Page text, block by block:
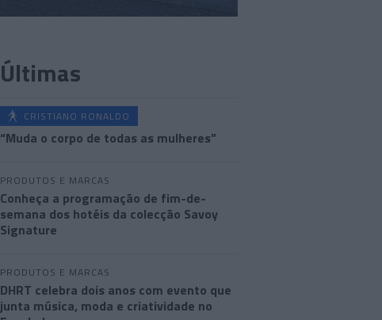
Últimas
CRISTIANO RONALDO
“Muda o corpo de todas as mulheres”
PRODUTOS E MARCAS
Conheça a programação de fim-de-
semana dos hotéis da colecção Savoy
Signature
PRODUTOS E MARCAS
DHRT celebra dois anos com evento que
junta música, moda e criatividade no